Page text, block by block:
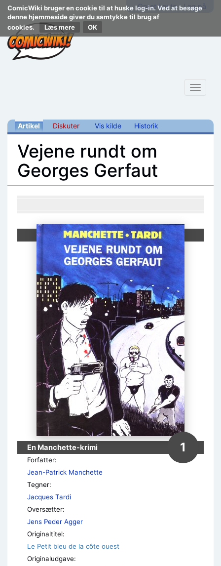
ComicWiki bruger en cookie til at huske log-in. Ved at besøge
denne hjemmeside giver du samtykke til brug af
cookies.
Læs mere
Opret konto Log på
Toggle
Artikel Diskuter Vis kilde Historik
Vejene rundt om
Georges Gerfaut
En Manchette-krimi 1
Forfatter:
Jean-Patrick Manchette
Tegner:
Jacques Tardi
Oversætter:
Jens Peder Agger
Originaltitel:
Le Petit bleu de la côte ouest
Originaludgave: